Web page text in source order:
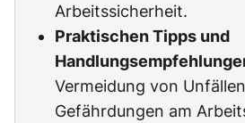
Arbeitssicherheit.
Praktischen Tipps und
Vermeidung von
Gefährdungen am